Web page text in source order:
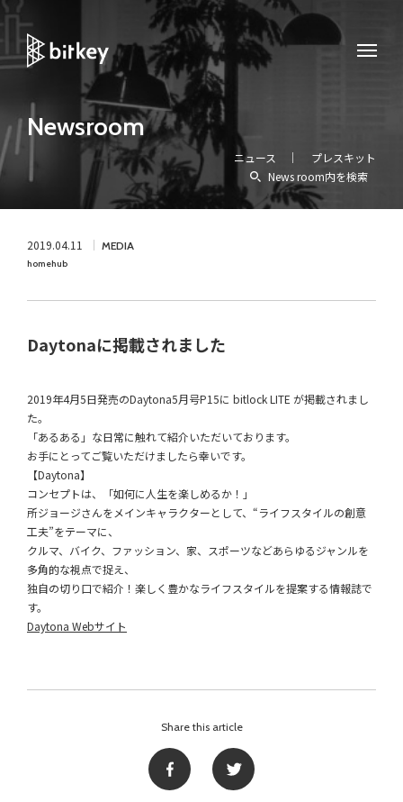
Newsroom
ニュース
プレスキット
News room内を検索
2019.04.11 MEDIA
homehub
Daytonaに掲載されました
2019年4月5日発売のDaytona5月号P15に bitlock LITE が掲載されまし
た。
「あるある」な日常に触れて紹介いただいております。
お手にとってご覧いただけましたら幸いです。
【Daytona】
コンセプトは、「如何に人生を楽しめるか！」
所ジョージさんをメインキャラクターとして、“ライフスタイルの創意
工夫”をテーマに、
クルマ、バイク、ファッション、家、スポーツなどあらゆるジャンルを
多角的な視点で捉え、
独自の切り口で紹介！楽しく豊かなライフスタイルを提案する情報誌で
す。
Daytona Webサイト
Share this article